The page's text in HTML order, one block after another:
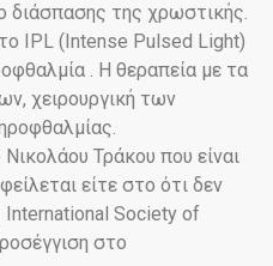
διάσπασης της χρωστικής.
IPL (Intense Pulsed Light)
. Η θεραπεία με τα
χειρουργική των
Τράκου που είναι
είτε στο ότι δεν
Society οf
στο